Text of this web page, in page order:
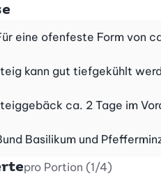
eine ofenfeste Form von
kann gut tiefgekühlt
ca. 2 Tage im
Basilikum und
pro Portion (1/4)